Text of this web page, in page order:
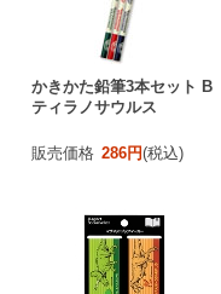
かきかた鉛筆3本セット B
ティラノサウルス
販売価格 286円(税込)